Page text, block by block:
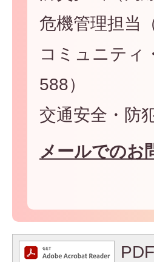
危機管理担当
コミュニティ
588）
交通安全・防
メールでのお